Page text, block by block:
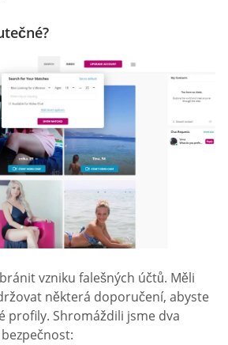
vzniku falešných účtů. Měli
některá doporučení, abyste
profily. Shromáždili jsme dva